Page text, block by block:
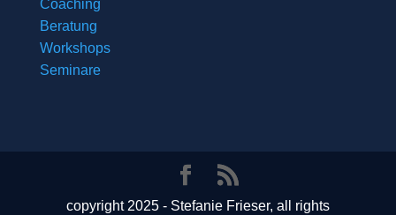
Coaching
Beratung
Workshops
Seminare
copyright 2025 - Stefanie Frieser, all rights